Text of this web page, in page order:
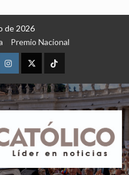
de 2026
Premio Nacional
Instagram
X TikTok